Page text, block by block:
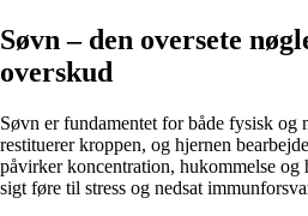
Søvn – den oversete
overskud
Søvn er fundamentet for både fysisk og
restituerer kroppen, og hjernen
påvirker koncentration, hukommelse
sigt føre til stress og nedsat